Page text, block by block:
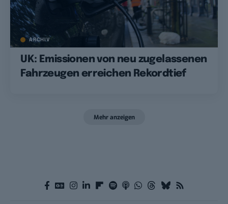
ARCHIV
UK: Emissionen von neu zugelassenen
Fahrzeugen erreichen Rekordtief
Mehr anzeigen